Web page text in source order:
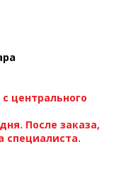
центрального
После заказа,
специалиста.